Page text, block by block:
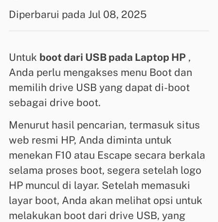
Diperbarui pada Jul 08, 2025
Untuk boot dari USB pada Laptop HP ,
Anda perlu mengakses menu Boot dan
memilih drive USB yang dapat di-boot
sebagai drive boot.
Menurut hasil pencarian, termasuk situs
web resmi HP, Anda diminta untuk
menekan F10 atau Escape secara berkala
selama proses boot, segera setelah logo
HP muncul di layar. Setelah memasuki
layar boot, Anda akan melihat opsi untuk
melakukan boot dari drive USB, yang